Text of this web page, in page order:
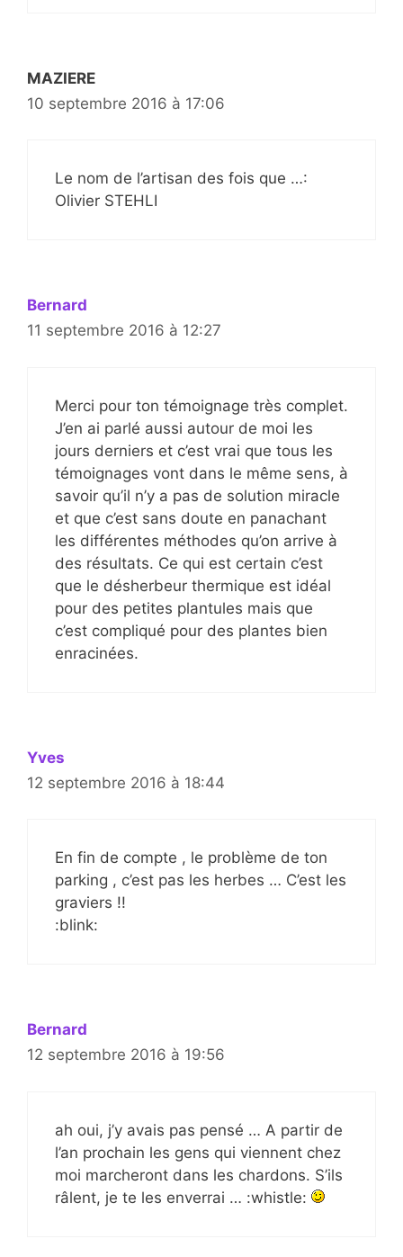
MAZIERE
10 septembre 2016 à 17:06
Le nom de l’artisan des fois que …:
Olivier STEHLI
Bernard
11 septembre 2016 à 12:27
Merci pour ton témoignage très complet.
J’en ai parlé aussi autour de moi les
jours derniers et c’est vrai que tous les
témoignages vont dans le même sens, à
savoir qu’il n’y a pas de solution miracle
et que c’est sans doute en panachant
les différentes méthodes qu’on arrive à
des résultats. Ce qui est certain c’est
que le désherbeur thermique est idéal
pour des petites plantules mais que
c’est compliqué pour des plantes bien
enracinées.
Yves
12 septembre 2016 à 18:44
En fin de compte , le problème de ton
parking , c’est pas les herbes … C’est les
graviers !!
:blink:
Bernard
12 septembre 2016 à 19:56
ah oui, j’y avais pas pensé … A partir de
l’an prochain les gens qui viennent chez
moi marcheront dans les chardons. S’ils
râlent, je te les enverrai … :whistle: